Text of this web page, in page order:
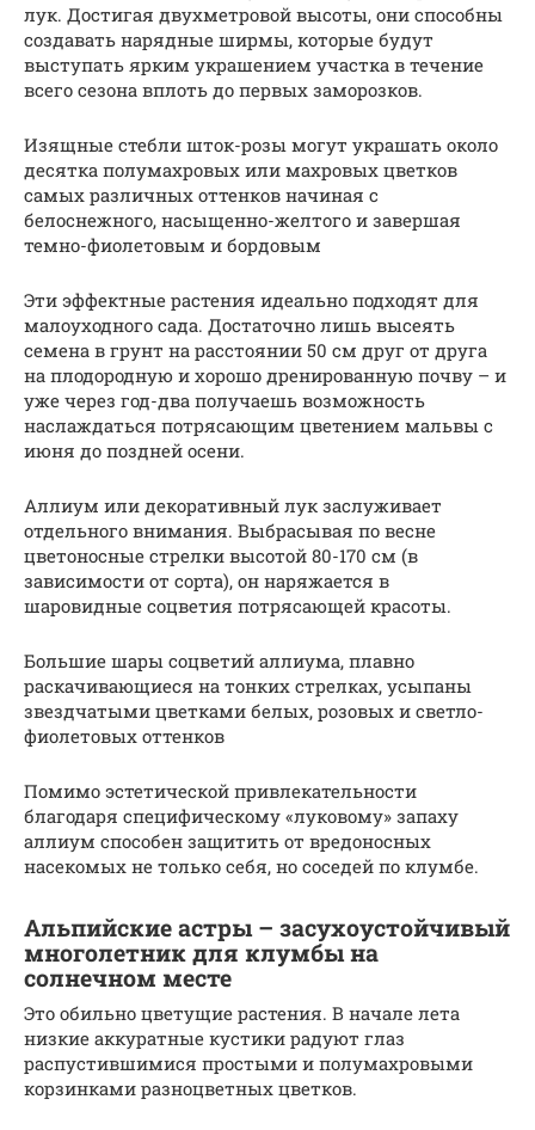
лук. Достигая двухметровой высоты, они способны
создавать нарядные ширмы, которые будут
выступать ярким украшением участка в течение
всего сезона вплоть до первых заморозков.
Изящные стебли шток-розы могут украшать около
десятка полумахровых или махровых цветков
самых различных оттенков начиная с
белоснежного, насыщенно-желтого и завершая
темно-фиолетовым и бордовым
Эти эффектные растения идеально подходят для
малоуходного сада. Достаточно лишь высеять
семена в грунт на расстоянии 50 см друг от друга
на плодородную и хорошо дренированную почву – и
уже через год-два получаешь возможность
наслаждаться потрясающим цветением мальвы с
июня до поздней осени.
Аллиум или декоративный лук заслуживает
отдельного внимания. Выбрасывая по весне
цветоносные стрелки высотой 80-170 см (в
зависимости от сорта), он наряжается в
шаровидные соцветия потрясающей красоты.
Большие шары соцветий аллиума, плавно
раскачивающиеся на тонких стрелках, усыпаны
звездчатыми цветками белых, розовых и светло-
фиолетовых оттенков
Помимо эстетической привлекательности
благодаря специфическому «луковому» запаху
аллиум способен защитить от вредоносных
насекомых не только себя, но соседей по клумбе.
Альпийские астры – засухоустойчивый
многолетник для клумбы на
солнечном месте
Это обильно цветущие растения. В начале лета
низкие аккуратные кустики радуют глаз
распустившимися простыми и полумахровыми
корзинками разноцветных цветков.